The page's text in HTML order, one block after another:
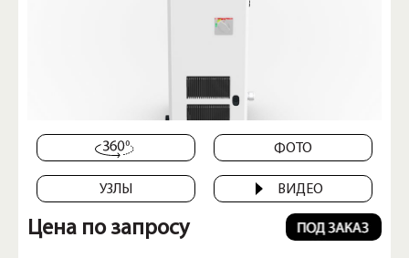
ФОТО
УЗЛЫ ВИДЕО
Цена по запросу